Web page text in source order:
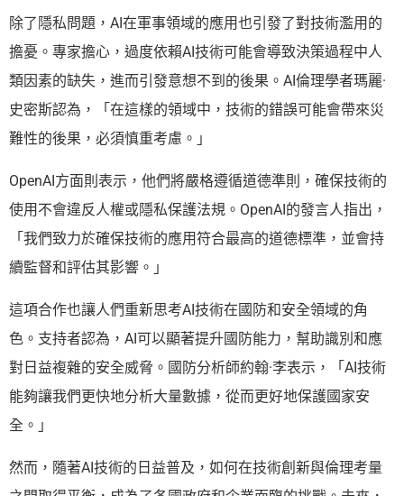
除了隱私問題，AI在軍事領域的應用也引發了對技術濫用的
擔憂。專家擔心，過度依賴AI技術可能會導致決策過程中人
類因素的缺失，進而引發意想不到的後果。AI倫理學者瑪麗·
史密斯認為，「在這樣的領域中，技術的錯誤可能會帶來災
難性的後果，必須慎重考慮。」
OpenAI方面則表示，他們將嚴格遵循道德準則，確保技術的
使用不會違反人權或隱私保護法規。OpenAI的發言人指出，
「我們致力於確保技術的應用符合最高的道德標準，並會持
續監督和評估其影響。」
這項合作也讓人們重新思考AI技術在國防和安全領域的角
色。支持者認為，AI可以顯著提升國防能力，幫助識別和應
對日益複雜的安全威脅。國防分析師約翰·李表示，「AI技術
能夠讓我們更快地分析大量數據，從而更好地保護國家安
全。」
然而，隨著AI技術的日益普及，如何在技術創新與倫理考量